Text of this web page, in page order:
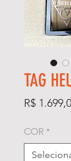
TAG
R$
COR *